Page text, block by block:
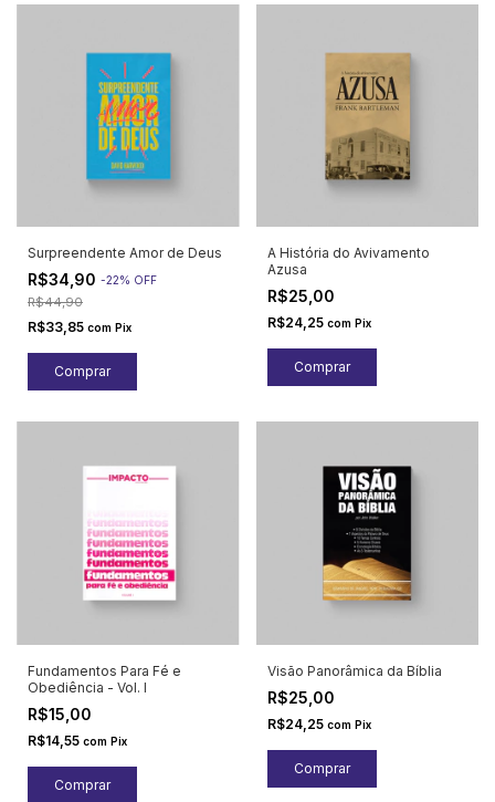
Surpreendente Amor de Deus
R$34,90 -22% OFF
R$44,90
R$33,85 com Pix
A História do Avivamento
Azusa
R$25,00
R$24,25 com Pix
Fundamentos Para Fé e
Obediência - Vol. I
R$15,00
R$14,55 com Pix
Visão Panorâmica da Bíblia
R$25,00
R$24,25 com Pix